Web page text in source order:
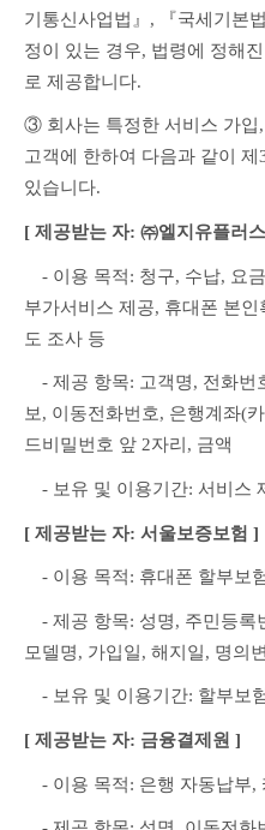
기통신사업법』, 『국세기본
정이 있는 경우, 법령에 정해
로 제공합니다.
③ 회사는 특정한 서비스 가입
고객에 한하여 다음과 같이
있습니다.
[ 제공받는 자: ㈜엘지유플러
- 이용 목적: 청구, 수납, 요
부가서비스 제공, 휴대폰 본
도 조사 등
- 제공 항목: 고객명, 전화번
보, 이동전화번호, 은행계좌(
드비밀번호 앞 2자리, 금액
- 보유 및 이용기간: 서비스
[ 제공받는 자: 서울보증보험 ]
- 이용 목적: 휴대폰 할부보
- 제공 항목: 성명, 주민등록
모델명, 가입일, 해지일, 명의
- 보유 및 이용기간: 할부보
[ 제공받는 자: 금융결제원 ]
- 이용 목적: 은행 자동납부,